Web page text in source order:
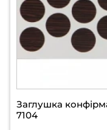
Заглушка
7104